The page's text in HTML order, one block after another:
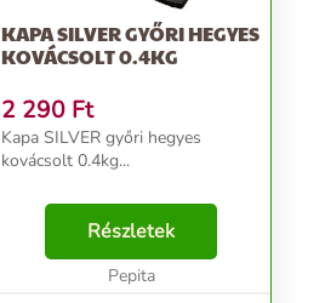
KAPA SILVER GYŐRI HEGYES
KOVÁCSOLT 0.4KG
2 290 Ft
Kapa SILVER győri hegyes
kovácsolt 0.4kg...
Részletek
Pepita